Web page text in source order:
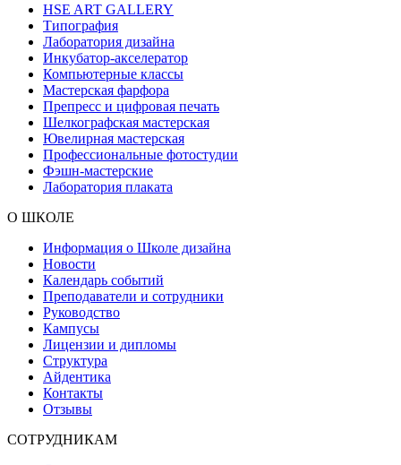
HSE ART GALLERY
Типография
Лаборатория дизайна
Инкубатор-акселератор
Компьютерные классы
Мастерская фарфора
Препресс и цифровая печать
Шелкографская мастерская
Ювелирная мастерская
Профессиональные фотостудии
Фэшн-мастерские
Лаборатория плаката
О ШКОЛЕ
Информация о Школе дизайна
Новости
Календарь событий
Преподаватели и сотрудники
Руководство
Кампусы
Лицензии и дипломы
Структура
Айдентика
Контакты
Отзывы
СОТРУДНИКАМ